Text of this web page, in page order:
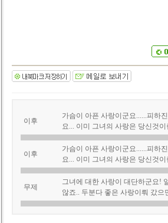
이후
가슴이 아픈 사랑이군요......피하
요... 이미 그녀의 사랑은 당신것
이후
가슴이 아픈 사랑이군요......피하
요... 이미 그녀의 사랑은 당신것
무제
그녀에 대한 사랑이 대단하군요!
않죠.. 두분다 좋은 사랑이뤄 갔으